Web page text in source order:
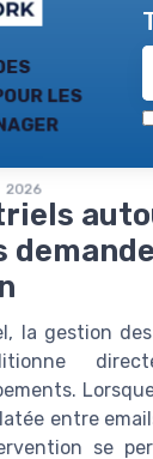
les
2026
la gestion
entre
se